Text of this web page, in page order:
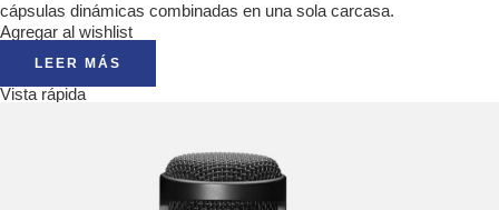
cápsulas dinámicas combinadas en una sola carcasa.
Agregar al wishlist
LEER MÁS
Vista rápida